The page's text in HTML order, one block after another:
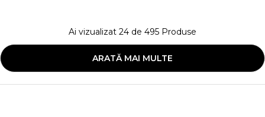
Ai vizualizat 24 de 495 Produse
ARATĂ MAI MULTE